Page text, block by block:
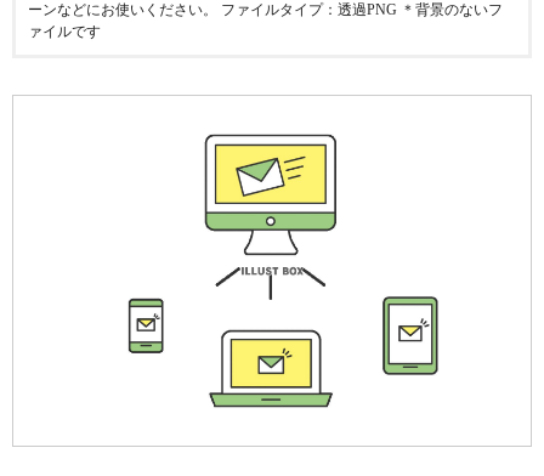
ーンなどにお使いください。 ファイルタイプ：透過PNG ＊背景のないフ
ァイルです